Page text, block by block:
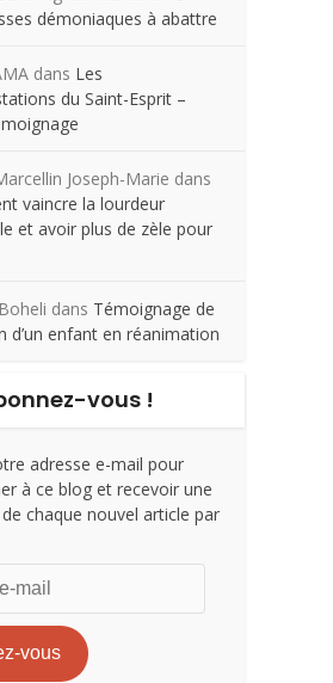
démoniaques à abattre
dans Les
du Saint-Esprit –
Joseph-Marie dans
vaincre la lourdeur
et avoir plus de zèle pour
dans Témoignage de
d’un enfant en réanimation
vous !
adresse e-mail pour
à ce blog et recevoir une
chaque nouvel article par
vous